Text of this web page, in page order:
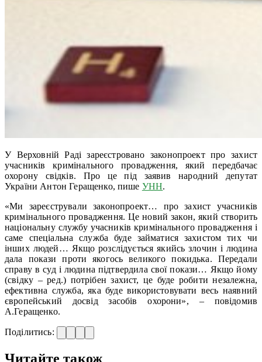
У Верховній Раді зареєстровано законопроект про захист
учасників кримінального провадження, який передбачає
охорону свідків. Про це під заявив народний депутат
України Антон Геращенко, пише УНН.
«Ми зареєстрували законопроект… про захист учасників
кримінального провадження. Це новий закон, який створить
національну службу учасників кримінального провадження і
саме спеціальна служба буде займатися захистом тих чи
інших людей… Якщо розслідується якийсь злочин і людина
дала покази проти якогось великого покидька. Передали
справу в суд і людина підтвердила свої покази… Якщо йому
(свідку – ред.) потрібен захист, це буде робити незалежна,
ефективна служба, яка буде використовувати весь наявний
європейський досвід засобів охорони», – повідомив
А.Геращенко.
Поділитись:
Читайте також